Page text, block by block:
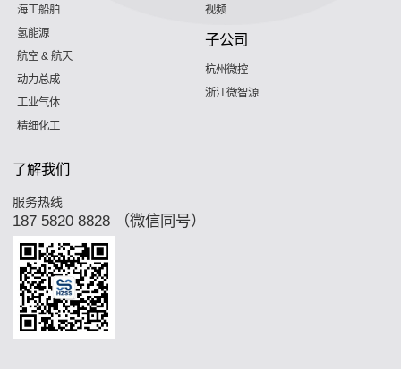
海工船舶
氢能源
航空 & 航天
动力总成
工业气体
精细化工
视频
子公司
杭州微控
浙江微智源
了解我们
服务热线
187 5820 8828 （微信同号）